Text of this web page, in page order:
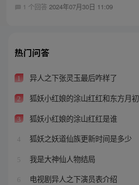
1 个回答 2024年07月30日 11:09
热门问答
1 异人之下张灵玉最后咋样了
2 狐妖小红娘的涂山红红和东方月初
3 狐妖小红娘的涂山红红是谁
4 狐妖之妖道仙族更新时间是多少
5 我是大神仙人物结局
6 电视剧异人之下演员表介绍